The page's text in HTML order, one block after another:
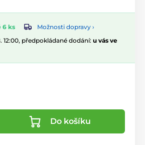
6 ks
Možnosti dopravy ›
12:00, předpokládané dodání: u vás ve
Do košíku